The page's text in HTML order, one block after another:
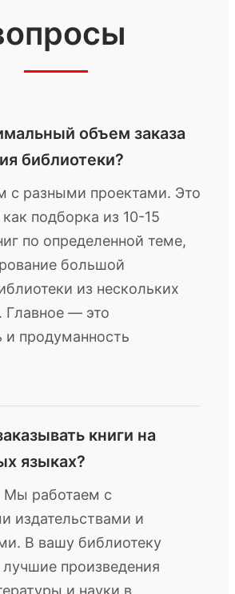
объем заказа
библиотеки?
с разными проектами. Это
подборка из 10-15
по определенной теме,
большой
из нескольких
Главное — это
и продуманность
книги на
языках?
Мы работаем с
издательствами и
В вашу библиотеку
произведения
и науки в